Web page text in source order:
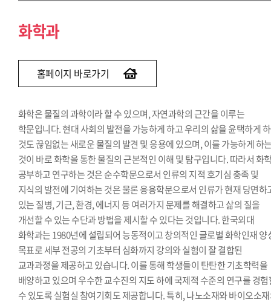
화학과
홈페이지 바로가기
화학은 물질의 과학이라 할 수 있으며, 자연과학의 근간을 이루는
학문입니다. 현대 사회의 발전을 가능하게 하고 우리의 삶을 윤택하게
것도 끊임없는 새로운 물질의 발견 및 응용에 있으며, 이를 가능하게 하
것이 바로 화학을 통한 물질의 근본적인 이해 및 탐구입니다. 따라서 화
공부하고 연구하는 것은 순수학문으로서 인류의 지적 호기심 충족 및
지식의 발전에 기여하는 것은 물론 응용학문으로서 인류가 현재 당면하
있는 질병, 기근, 환경, 에너지 등 여러가지 문제를 해결하고 삶의 질을
개선할 수 있는 수단과 방법을 제시할 수 있다는 것입니다. 한국외대
화학과는 1980년에 설립되어 능동적이고 창의적인 글로벌 화학인재 양
목표로 세부 전공의 기초부터 심화까지 강의와 실험이 잘 결합된
교과과정을 제공하고 있습니다. 이를 통해 학생들이 탄탄한 기초학력을
배양하고 있으며 우수한 교수진의 지도 하에 국제적 수준의 연구를 경
수 있도록 실험실 참여기회도 제공합니다. 특히, 나노소재와 바이오소